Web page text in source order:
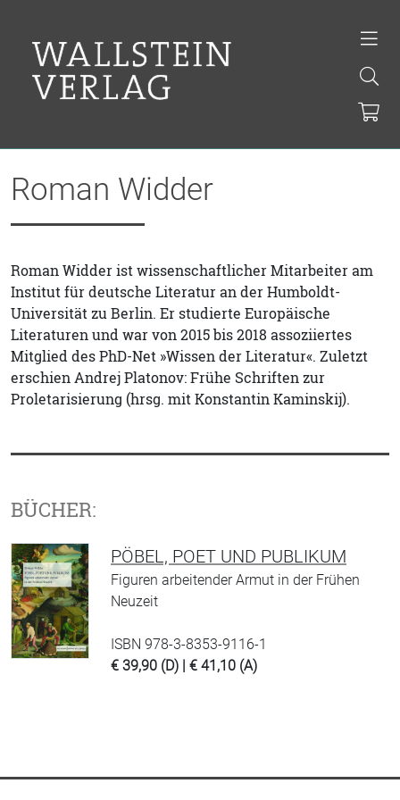
Roman Widder
Roman Widder ist wissenschaftlicher Mitarbeiter am
Institut für deutsche Literatur an der Humboldt-
Universität zu Berlin. Er studierte Europäische
Literaturen und war von 2015 bis 2018 assoziiertes
Mitglied des PhD-Net »Wissen der Literatur«. Zuletzt
erschien Andrej Platonov: Frühe Schriften zur
Proletarisierung (hrsg. mit Konstantin Kaminskij).
BÜCHER:
PÖBEL, POET UND PUBLIKUM
Figuren arbeitender Armut in der Frühen
Neuzeit
ISBN 978-3-8353-9116-1
€ 39,90 (D) | € 41,10 (A)